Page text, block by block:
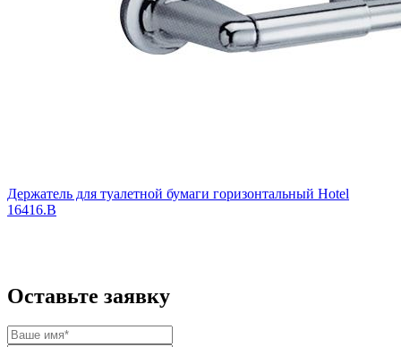
Держатель для туалетной бумаги горизонтальный Hotel
16416.B
Оставьте заявку